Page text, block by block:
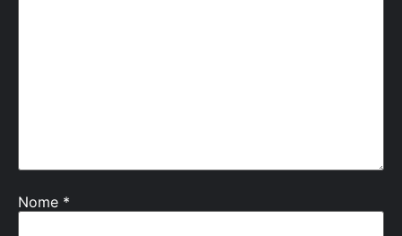
Nome *